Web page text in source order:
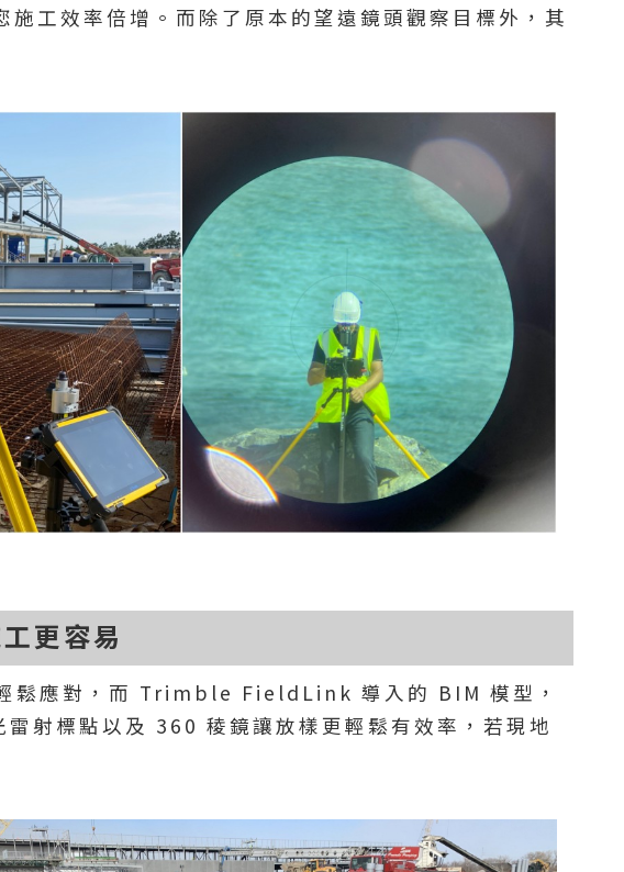
工效率倍增。而除了原本的望遠鏡頭觀察目標外，其
更容易
鬆應對，而 Trimble FieldLink 導入的 BIM 模型，
射標點以及 360 稜鏡讓放樣更輕鬆有效率，若現地